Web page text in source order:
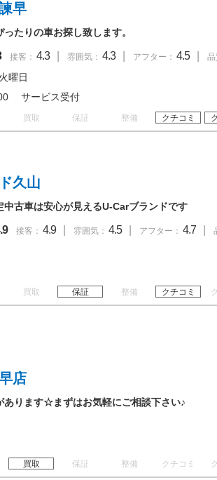
早
たりの車お探し致します。
接客： 4.3 雰囲気： 4.3 アフター： 4.5 品
曜日
サービス受付
買取 保証 整備 クチコミ
久山
古車は安心が見えるU-Carブランドです
接客： 4.9 雰囲気： 4.5 アフター： 4.7
買取 保証 整備 クチコミ
店
あります☆まずはお気軽にご相談下さい♪
買取 保証 整備 クチコミ